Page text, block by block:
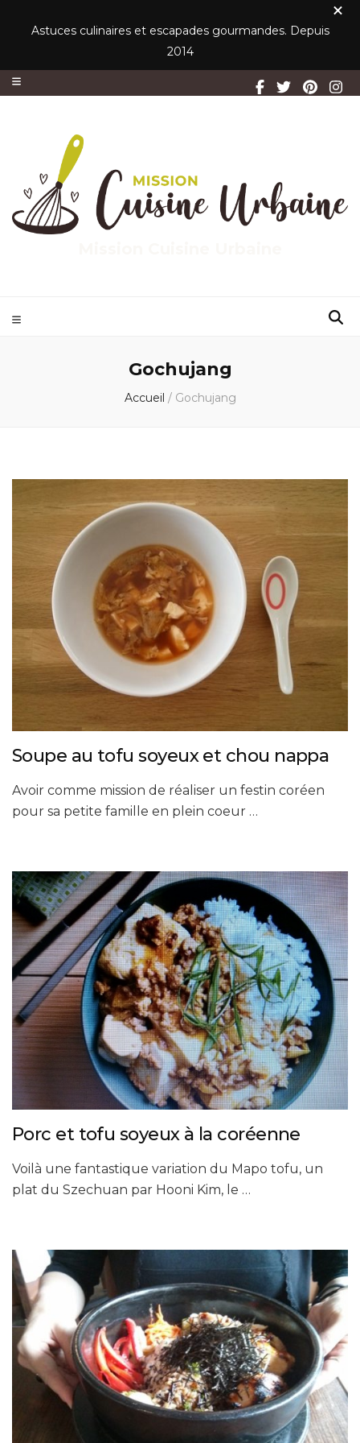
Astuces culinaires et escapades gourmandes. Depuis
2014
Gochujang
Accueil / Gochujang
Soupe au tofu soyeux et chou nappa
Avoir comme mission de réaliser un festin coréen
pour sa petite famille en plein coeur …
Porc et tofu soyeux à la coréenne
Voilà une fantastique variation du Mapo tofu, un
plat du Szechuan par Hooni Kim, le …